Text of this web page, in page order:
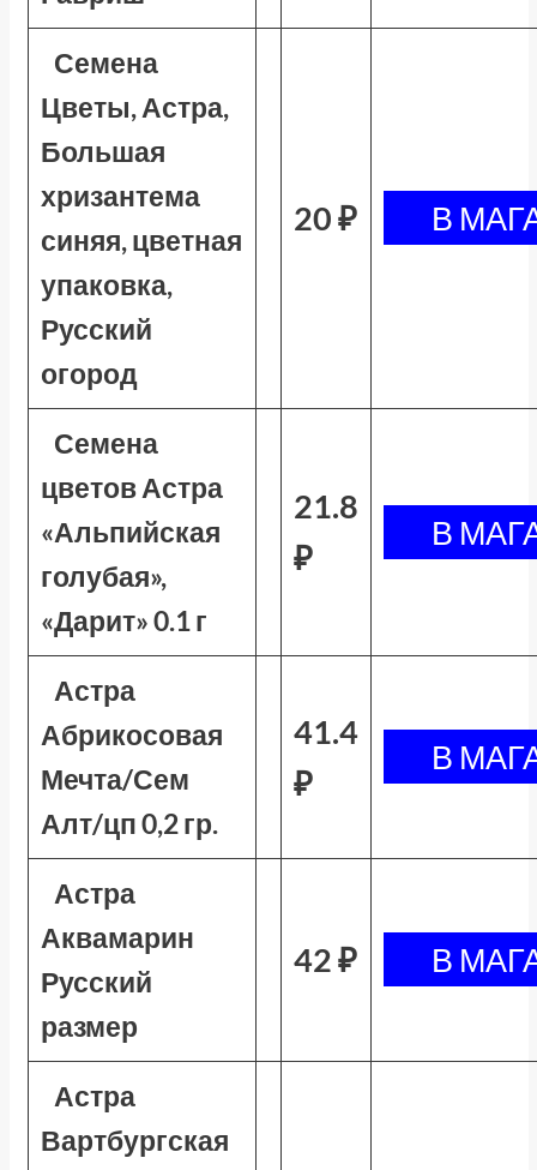
Семена
Цветы, Астра,
Большая
хризантема
синяя, цветная
упаковка,
Русский
огород
20 ₽
Семена
цветов Астра
«Альпийская
голубая»,
«Дарит» 0.1 г
21.8
₽
Астра
Абрикосовая
Мечта/Сем
Алт/цп 0,2 гр.
41.4
₽
Астра
Аквамарин
Русский
размер
42 ₽
Астра
Вартбургская